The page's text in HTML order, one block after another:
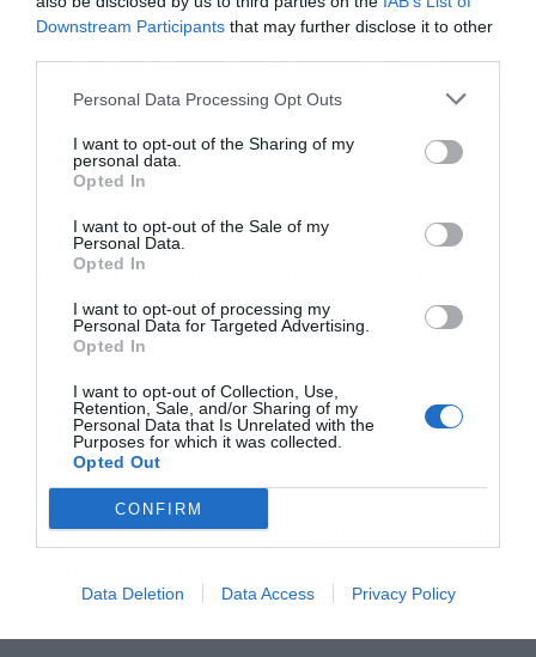
Downstream Participants that may further disclose it to other
Personal Data Processing Opt Outs
I want to opt-out of the Sharing of my
personal data.
Opted In
I want to opt-out of the Sale of my
Personal Data.
Opted In
I want to opt-out of processing my
Personal Data for Targeted Advertising.
Opted In
I want to opt-out of Collection, Use,
Retention, Sale, and/or Sharing of my
Personal Data that Is Unrelated with the
Purposes for which it was collected.
Opted Out
CONFIRM
Data Deletion Data Access Privacy Policy
Μέχρι εμείς οι ίδιοι να πιστέψουμε σ’ αυτά που
διατυμπανίζουμε στους πολίτες, η ΑΜΘ θα
παραμένει από τις φτωχότερες, από τις λιγότερο
αναπτυγμένες περιοχές της χώρας, εξαιτίας της
δικής μας ανεπάρκειας και αδιαφορίας.
Η δημιουργία προσδοκιών ανάκαμψης χωρίς
στρατηγικό σχεδιασμό, χωρίς ξεκάθαρη
στόχευση, χωρίς δεσμεύσεις, κυρίως χωρίς
συμπερίληψη μιας ολόκληρης περιοχής που
στενάζει από ανέχεια, απομόνωση, έλλειψη
βασικών υποδομών, μπορεί να είναι αμφίβολης
αποτελεσματικότητας εργαλείο για τις κομματικές
επισκέψεις μέχρι τις επόμενες εκλογές, αλλά
εκεί εξαντλείται και η χρηστικότητά τους. Τόσο
σύγκρουση και ακόμη μυαλό δεν βάλαμε;